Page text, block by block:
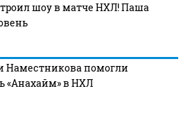
шоу в матче НХЛ! Паша
Наместникова помогли
«Анахайм» в НХЛ